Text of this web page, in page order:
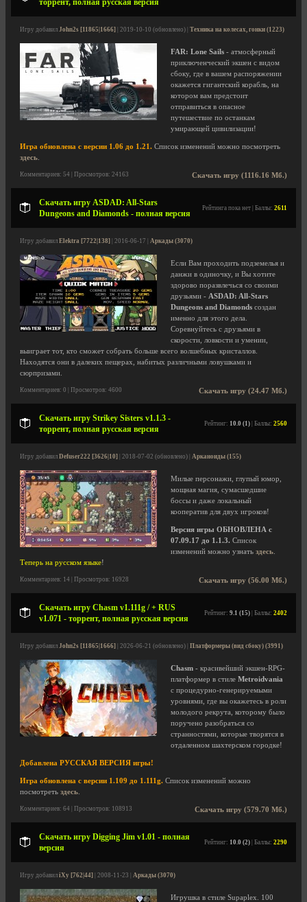
торрент, полная русская версия
Игру добавил John2s [11865|1666] | 2019-10-10 (обновлено) | Техника на колесах, гонки (1223)
FAR: Lone Sails - атмосферный
приключенческий экшен с видом
сбоку, где в вашем распоряжении
окажется гигантский корабль, на
котором вам предстоит
отправиться в опасное
путешествие по останкам
умирающей цивилизации!
Игра обновлена с версии 1.06 до 1.21. Список изменений можно посмотреть
здесь
Скачать игру (1116.16 Мб.)
Комментариев: 54 | Просмотров: 24163
Скачать игру ASDAD: All-Stars
Dungeons and Diamonds - полная версия
Рейтинга пока нет | Баллы: 2611
Игру добавил Elektra [7722|138] | 2016-06-17 | Аркады (3070)
Если Вам проходить подземелья и
данжи в одиночку, и Вы хотите
здорово поразвлечься со своими
друзьями - ASDAD: All-Stars
Dungeons and Diamonds создан
именно для этого дела.
Соревнуйтесь с друзьями в
скорости, ловкости и умении,
выиграет тот, кто сможет собрать больше всего волшебных кристаллов.
Находятся они в далеких пещерах, набитых различными ловушками и
сюрпризами.
Скачать игру (24.47 Мб.)
Комментариев: 0 | Просмотров: 4600
Скачать игру Strikey Sisters v1.1.3 -
торрент, полная русская версия
Рейтинг: 10.0 (1) | Баллы: 2560
Игру добавил Defuser222 [3626|10] | 2018-07-02 (обновлено) | Арканоиды (155)
Милые персонажи, глупый юмор,
мощная магия, сумасшедшие
боссы и даже локальный
кооператив для двух игроков!
Версия игры ОБНОВЛЕНА с
07.09.17 до 1.1.3. Список
изменений можно узнать здесь
Теперь на русском языке!
Скачать игру (56.00 Мб.)
Комментариев: 14 | Просмотров: 16928
Скачать игру Chasm v1.111g / + RUS
v1.071 - торрент, полная русская версия
Рейтинг: 9.1 (15) | Баллы: 2402
Игру добавил John2s [11865|1666] | 2026-06-21 (обновлено) | Платформеры (вид сбоку) (3991)
Chasm - красивейший экшен-RPG-
платформер в стиле Metroidvania
с процедурно-генерируемыми
уровнями, где вы окажетесь в роли
молодого рекрута, которому было
поручено разобраться со
странностями, которые творятся в
отдаленном шахтерском городке!
Добавлена РУССКАЯ ВЕРСИЯ игры!
Игра обновлена с версии 1.109 до 1.111g. Список изменений можно
посмотреть здесь
Скачать игру (579.70 Мб.)
Комментариев: 64 | Просмотров: 108913
Скачать игру Digging Jim v1.01 - полная
версия
Рейтинг: 10.0 (2) | Баллы: 2290
Игру добавил iXy [762|44] | 2008-11-23 | Аркады (3070)
Игрушка в стиле Supaplex. 100